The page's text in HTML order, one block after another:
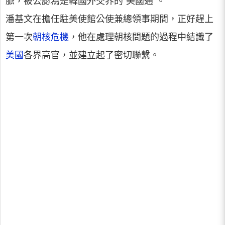
潘基文在擔任駐美使館公使兼總領事期間，正好趕上
第一次朝核危機 ，他在處理朝核問題的過程中結識了
美國各界高官，並建立起了密切聯繫。